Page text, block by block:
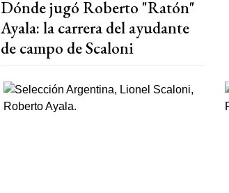
Dónde jugó Roberto "Ratón"
Ayala: la carrera del ayudante
de campo de Scaloni